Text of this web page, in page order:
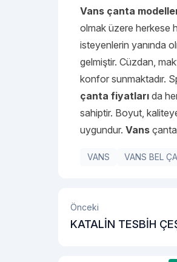
Vans çanta
olmak üzere herkese
isteyenlerin yanında
gelmiştir. Cüzdan,
konfor sunmaktadır.
çanta fiyatları da
sahiptir. Boyut,
uygundur. Vans
VANS VANS BEL
Önceki
KATALİN TESBİH